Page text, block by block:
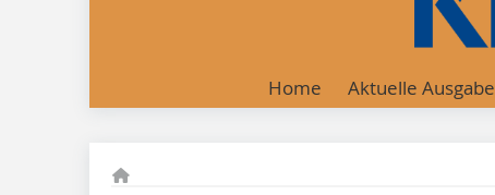
Home Aktuelle Ausgabe